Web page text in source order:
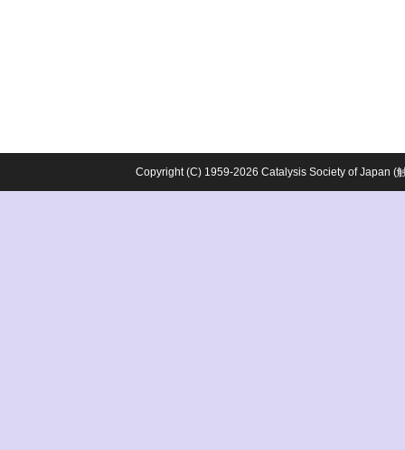
Copyright (C) 1959-2026 Catalysis Society of Japan (